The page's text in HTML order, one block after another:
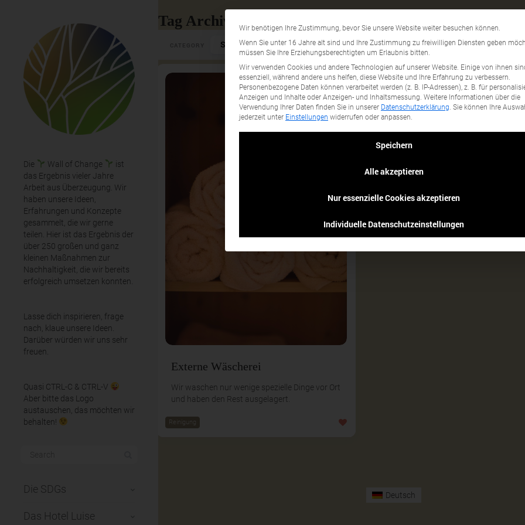
Die Wall of Change
ist
das Ergebnis vieler Jahre
Arbeit aus Überzeugung. Wir
haben unsere Ideen,
Erfahrungen und Konzepte
gesammelt, die wir gerne
teilen. Hier ist das Ergebnis der
über 250 großen und ganz
kleinen Maßnahmen zur
Nachhaltigkeit, die wir bereits
erfolgreich umsetzen konnten.
Lasse dich inspirieren, frage
nach, klaue unsere Ideen.
Darüber würden wir uns sehr
freuen.
Quasi CTRL-C & CTRL-V
Aber bitte das Logo
austauschen, das möchten wir
behalten!
Die SDGs
Das Hotel Luise
Tag Archives: Hotelwäsche
Select Category...
Externe Wäscherei
Wir waschen nur wenige spezielle Dinge vor Ort
und haben den Rest ausgelagert.
Reinigung
Wir benötigen Ihre Zustimmung, bevor Sie unsere Website weiter besuchen können.
Wenn Sie unter 16 Jahre alt sind und Ihre Zustimmung zu freiwilligen Diensten geben
müssen Sie Ihre Erziehungsberechtigten um Erlaubnis bitten.
Wir verwenden Cookies und andere Technologien auf unserer Website. Einige von ihnen
essenziell, während andere uns helfen, diese Website und Ihre Erfahrung zu verbessern.
Personenbezogene Daten können verarbeitet werden (z. B. IP-Adressen), z. B. für
Anzeigen und Inhalte oder Anzeigen- und Inhaltsmessung. Weitere Informationen über die
Verwendung Ihrer Daten finden Sie in unserer Datenschutzerklärung. Sie können Ihre
jederzeit unter Einstellungen widerrufen oder anpassen.
Speichern
Alle akzeptieren
Nur essenzielle Cookies akzeptieren
Individuelle Datenschutzeinstellungen
Deutsch